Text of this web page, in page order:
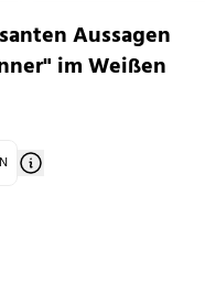
Aussagen
im Weißen